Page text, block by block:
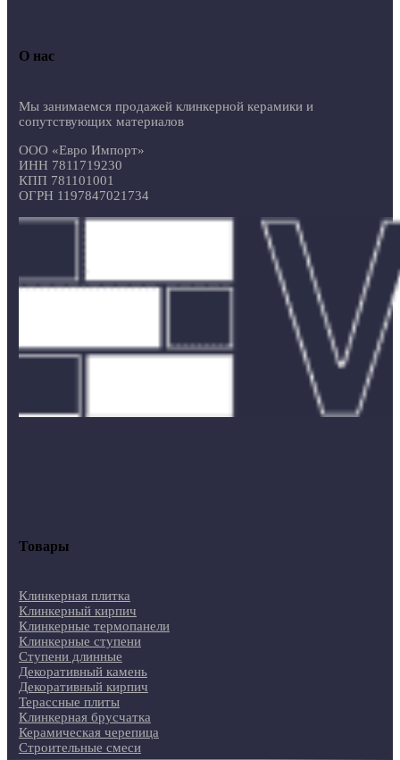
О нас
Мы занимаемся продажей клинкерной керамики и
сопутствующих материалов
ООО «Евро Импорт»
ИНН 7811719230
КПП 781101001
ОГРН 1197847021734
Товары
Клинкерная плитка
Клинкерный кирпич
Клинкерные термопанели
Клинкерные ступени
Ступени длинные
Декоративный камень
Декоративный кирпич
Терассные плиты
Клинкерная брусчатка
Керамическая черепица
Строительные смеси